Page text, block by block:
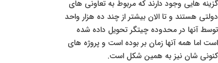
گزینه هایی وجود دارند که مربوط به تعاونی های
دولتی هستند و تا الان بیشتر از چند ده هزار واحد
توسط آنها در محدوده چیتگر تحویل داده شده
است اما همه آنها زمان بر بوده است و پروژه های
کنونی شان نیز به همین شکل است.